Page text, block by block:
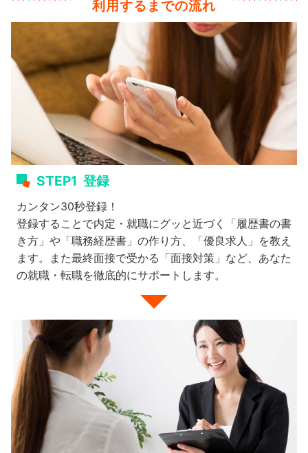
利用するまでの流れ
STEP1 登録
カンタン30秒登録！
登録することで内定・就職にグッと近づく「履歴書の書
き方」や「職務経歴書」の作り方、「優良求人」を教え
ます。また最終面接で受かる「面接対策」など、あなた
の就職・転職を徹底的にサポートします。